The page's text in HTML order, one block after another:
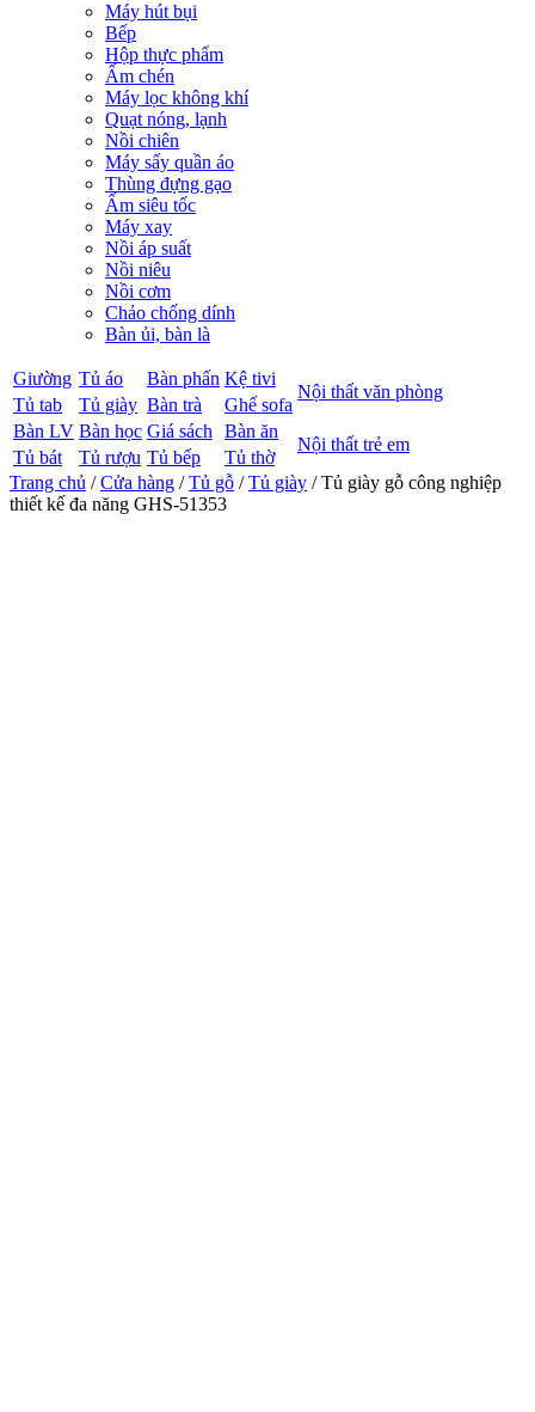
Máy hút bụi
Bếp
Hộp thực phẩm
Ấm chén
Máy lọc không khí
Quạt nóng, lạnh
Nồi chiên
Máy sấy quần áo
Thùng đựng gạo
Ấm siêu tốc
Máy xay
Nồi áp suất
Nồi niêu
Nồi cơm
Chảo chống dính
Bàn ủi, bàn là
Giường Tủ áo Bàn phấn Kệ tivi
Nội thất văn phòng
Tủ tab Tủ giày Bàn trà
Ghế sofa
Bàn LV Bàn học Giá sách Bàn ăn
Nội thất trẻ em
Tủ bát Tủ rượu Tủ bếp
Tủ thờ
Trang chủ /Cửa hàng /Tủ gỗ /Tủ giày / Tủ giày gỗ công nghiệp
thiết kế đa năng GHS-51353